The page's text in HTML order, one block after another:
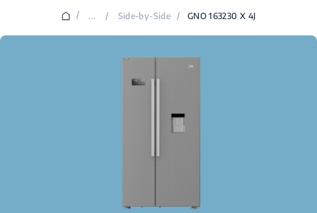
/ ... / Side-by-Side / GNO 163230 X 4J